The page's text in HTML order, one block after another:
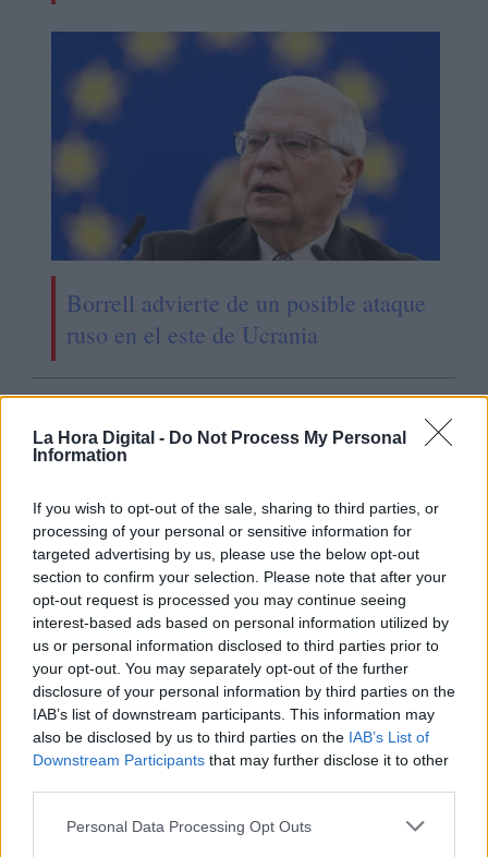
La Hora Digital - Do Not Process My Personal
Information
If you wish to opt-out of the sale, sharing to third parties, or
processing of your personal or sensitive information for
targeted advertising by us, please use the below opt-out
section to confirm your selection. Please note that after your
opt-out request is processed you may continue seeing
interest-based ads based on personal information utilized by
us or personal information disclosed to third parties prior to
your opt-out. You may separately opt-out of the further
disclosure of your personal information by third parties on the
IAB’s list of downstream participants. This information may
also be disclosed by us to third parties on the IAB’s List of
Downstream Participants that may further disclose it to other
Personal Data Processing Opt Outs
Borrell advierte de un posible ataque
ruso en el este de Ucrania
¿La ciudadanía de Occidente
es consciente del riesgo de
una tercera guerra mundial?
Por
Álvaro Frutos Rosado y Gabinete
Geopolítica de Crisis
Suelta y confía
Por María Comesaña
Votantes y votados
Por Juan Manuel Beltrán
El Conflicto de Oriente Medio: